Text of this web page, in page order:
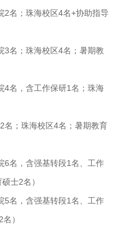
2名；珠海校区4名+协助指导
3名；珠海校区4名；暑期教
4名，含工作保研1名；珠海
名；珠海校区4名；暑期教育
6名，含强基转段1名、工作
士2名）
5名，含强基转段1名、工作
）